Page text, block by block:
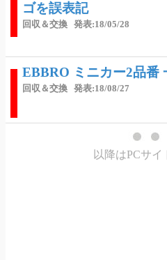
ゴを誤表記
回収＆交換 発表:18/05/28
EBBRO ミニカー2品番
回収＆交換 発表:18/08/27
以降はPCサイ